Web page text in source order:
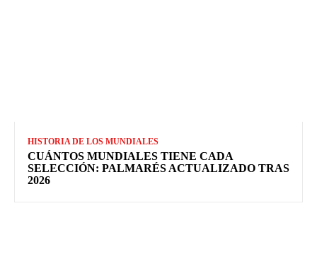
HISTORIA DE LOS MUNDIALES
CUÁNTOS MUNDIALES TIENE CADA
SELECCIÓN: PALMARÉS ACTUALIZADO TRAS
2026